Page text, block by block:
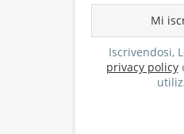
Iscrivendosi,
privacy policy